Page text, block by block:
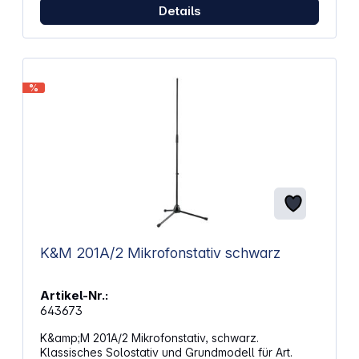
Kompatible Produkte: VideoMic NTG, NT-USB Mini,
Wireless GO, RODECaster Pro, Al-1
Details
%
K&M 201A/2 Mikrofonstativ schwarz
Artikel-Nr.:
643673
K&amp;M 201A/2 Mikrofonstativ, schwarz.
Klassisches Solostativ und Grundmodell für Art.